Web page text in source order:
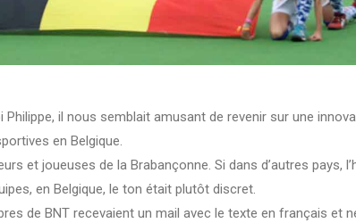
Philippe, il nous semblait amusant de revenir sur une
en Belgique.
et joueuses de la Brabançonne. Si dans d’autres pays,
en Belgique, le ton était plutôt discret.
de BNT recevaient un mail avec le texte en français et